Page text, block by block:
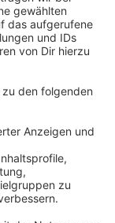
man diese
das mit
Eine
aus der
vor dem
die Zecke
Körper die
von allein ab.
aber auf